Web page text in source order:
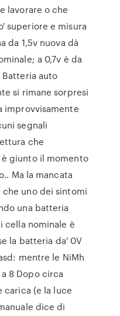
lavorare o che
superiore e misura
da 1,5v nuova dà
a 0,7v è da
Batteria auto
si rimane sorpresi
improvvisamente
segnali
che
giunto il momento
Ma la mancata
che uno dei sintomi
una batteria
cella nominale è
la batteria da' 0V
mentre le NiMh
8 Dopo circa
carica (e la luce
dice di